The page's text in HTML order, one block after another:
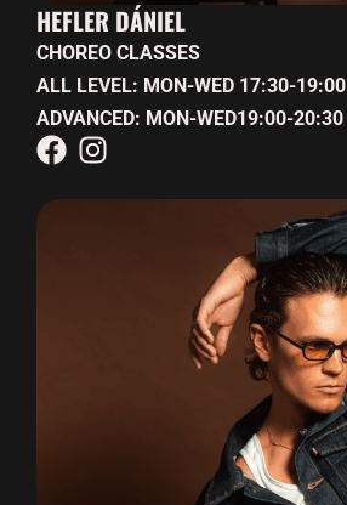
HEFLER DÁNIEL
CHOREO CLASSES
ALL LEVEL: MON-WED 17:30-19:00
ADVANCED: MON-WED19:00-20:30